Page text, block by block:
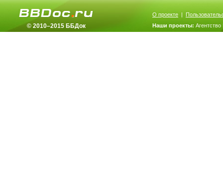
© 2010–2015 ББДок
О проекте |
Наши проекты: